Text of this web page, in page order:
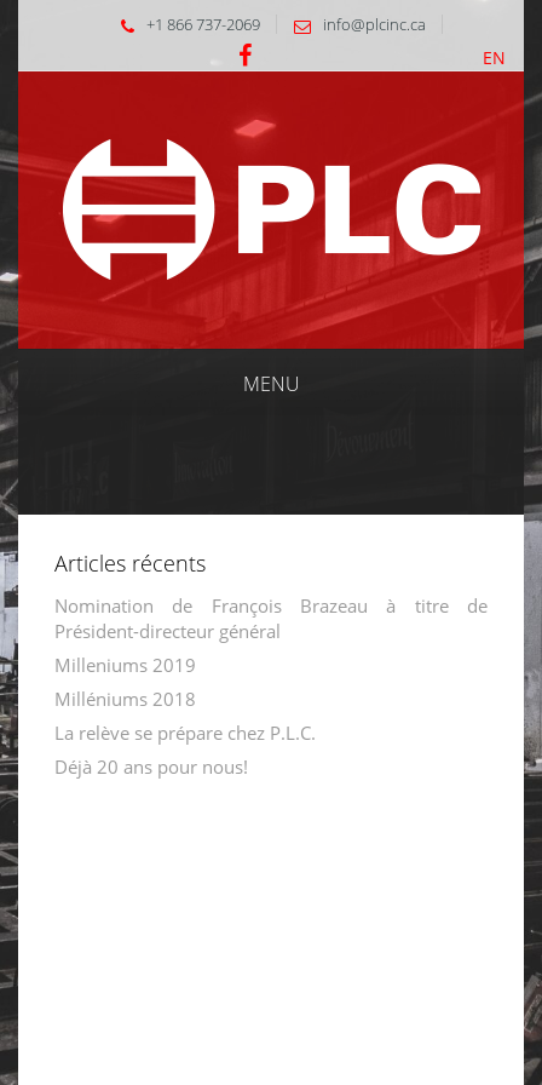
+1 866 737-2069 info@plcinc.ca
EN
MENU
Articles récents
Nomination de François Brazeau à titre de
Président-directeur général
Milleniums 2019
Milléniums 2018
La relève se prépare chez P.L.C.
Déjà 20 ans pour nous!